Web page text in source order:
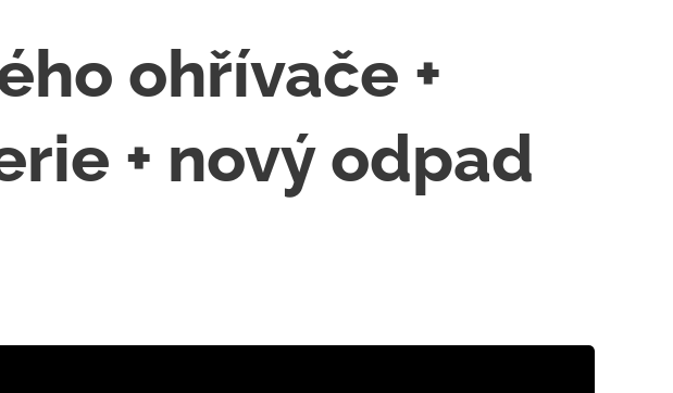
ohřívače +
+ nový odpad